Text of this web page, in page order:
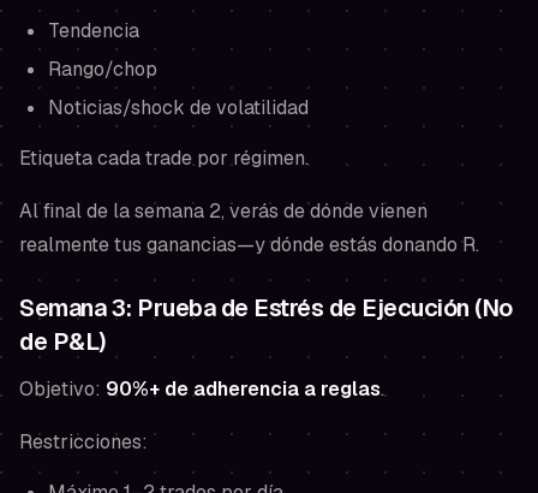
Tendencia
Rango/chop
Noticias/shock de volatilidad
Etiqueta cada trade por régimen.
Al final de la semana 2, verás de dónde vienen
realmente tus ganancias—y dónde estás donando R.
Semana 3: Prueba de Estrés de Ejecución (No
de P&L)
Objetivo: 90%+ de adherencia a reglas.
Restricciones: